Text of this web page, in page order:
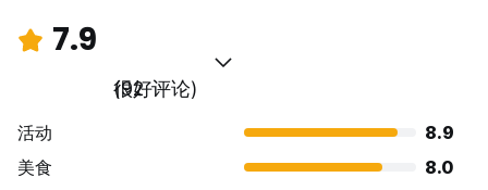
7.9
很好
(92 评论)
活动
8.9
美食
8.0